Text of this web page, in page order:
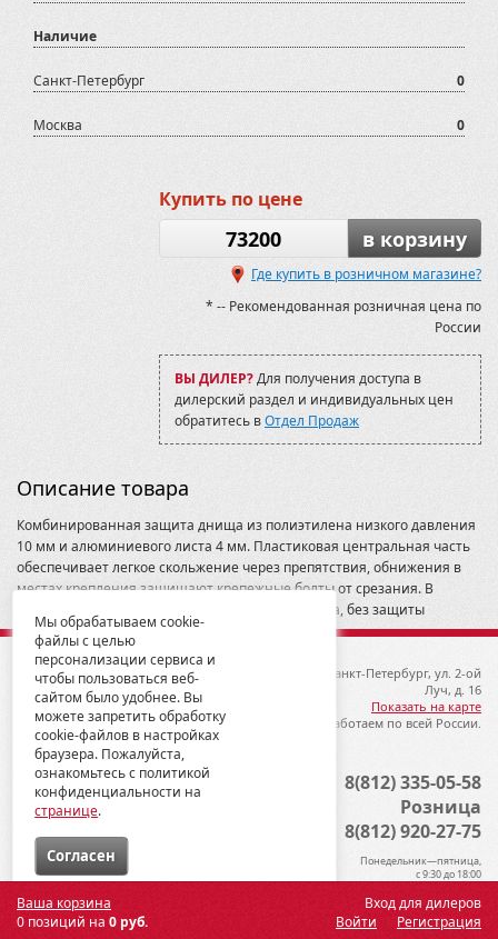
Ваша корзина
Вход для дилеров
0 позиций на 0 руб. Войти Регистрация
Наличие
Санкт-Петербург 0
Москва 0
Купить по цене
73200 в корзину
Где купить в розничном магазине?
* -- Рекомендованная розничная цена по
России
ВЫ ДИЛЕР?Для получения доступа в
дилерский раздел и индивидуальных цен
обратитесь вОтдел Продаж
Описание товара
Комбинированная защита днища из полиэтилена низкого давления
10 мм и алюминиевого листа 4 мм. Пластиковая центральная часть
обеспечивает легкое скольжение через препятствия, обнижения в
местах крепления защищают крепежные болты от срезания. В
комплект поставки входит только защита днища, без защиты
рычагов.
© 2012-2026 ГК Металлопродукция
192019, Санкт-Петербург, ул. 2-ой
Луч, д. 16
Показать на карте
Мы работаем по всей России.
8(812) 335-05-58
Розница
8(812) 920-27-75
Понедельник—пятница,
с 9:30 до 18:00
Мы обрабатываем cookie-
файлы с целью
персонализации сервиса и
чтобы пользоваться веб-
сайтом было удобнее. Вы
можете запретить обработку
cookie-файлов в настройках
браузера. Пожалуйста,
ознакомьтесь с политикой
конфиденциальности на
странице.
Cогласен